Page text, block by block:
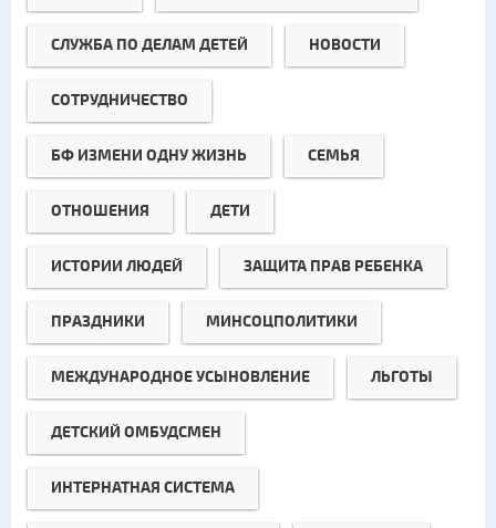
СЛУЖБА ПО ДЕЛАМ ДЕТЕЙ НОВОСТИ
СОТРУДНИЧЕСТВО
БФ ИЗМЕНИ ОДНУ ЖИЗНЬ СЕМЬЯ
ОТНОШЕНИЯ ДЕТИ
ИСТОРИИ ЛЮДЕЙ ЗАЩИТА ПРАВ РЕБЕНКА
ПРАЗДНИКИ МИНСОЦПОЛИТИКИ
МЕЖДУНАРОДНОЕ УСЫНОВЛЕНИЕ ЛЬГОТЫ
ДЕТСКИЙ ОМБУДСМЕН
ИНТЕРНАТНАЯ СИСТЕМА